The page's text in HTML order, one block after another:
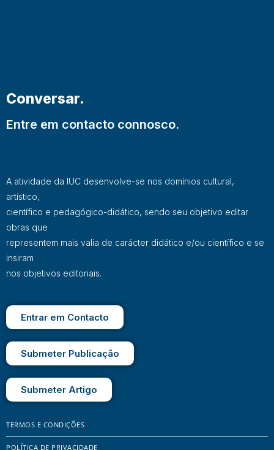
Conversar.
Entre em contacto connosco.
A atividade da IUC desenvolve-se nos domínios cultural,
artístico,
científico e pedagógico-didático, sendo seu objetivo editar
obras que
representem mais valia de carácter didático e/ou científico e se
insiram
nos objetivos editoriais.
Entrar em Contacto
Submeter Publicação
Submeter Artigo
TERMOS E CONDIÇÕES
POLÍTICA DE PRIVACIDADE